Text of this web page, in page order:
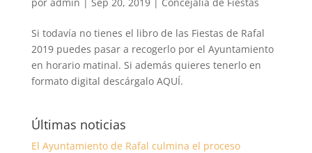
Si todavía no tienes el libro de las Fiestas de Rafal
2019 puedes pasar a recogerlo por el Ayuntamiento
en horario matinal. Si además quieres tenerlo en
formato digital descárgalo AQUÍ.
Últimas noticias
El Ayuntamiento de Rafal culmina el proceso